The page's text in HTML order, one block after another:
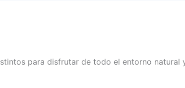
para disfrutar de todo el entorno natural